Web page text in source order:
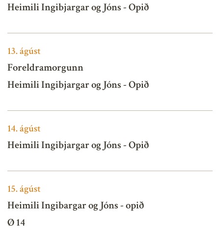
Heimili Ingibjargar og Jóns - Opið
13.ágúst
Foreldramorgunn
Heimili Ingibjargar og Jóns - Opið
14.ágúst
Heimili Ingibjargar og Jóns - Opið
15.ágúst
Heimili Ingibargar og Jóns - opið
Ø 14